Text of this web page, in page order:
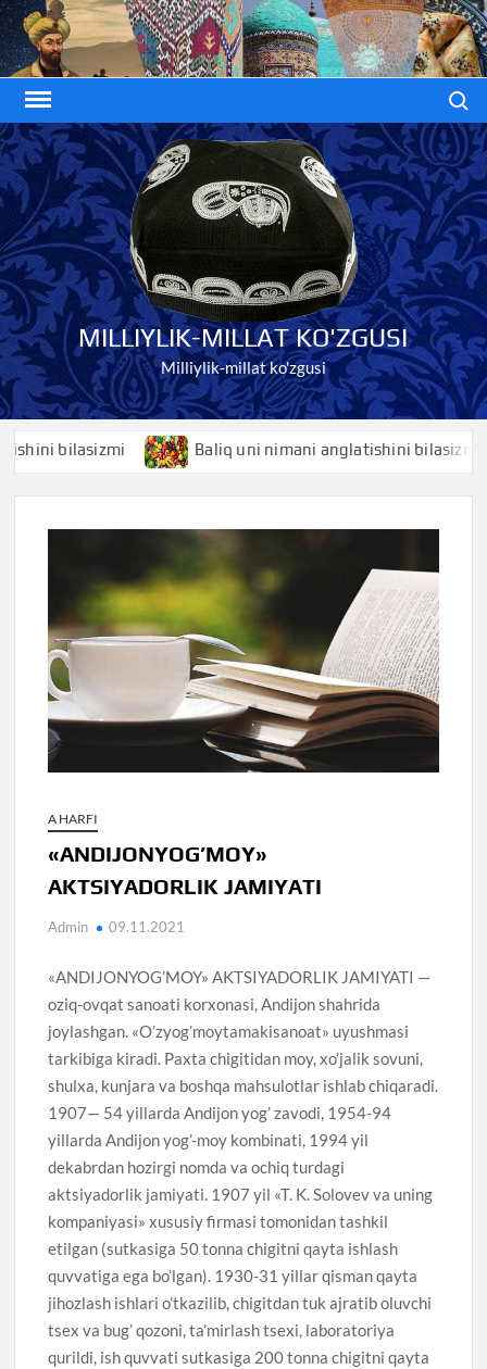
Skip
to
content
MILLIYLIK-MILLAT KO'ZGUSI
Milliylik-millat ko'zgusi
bilasizmi Baliq uni nimani anglatishini bilasizmi
A HARFI
«ANDIJONYOG’MOY»
AKTSIYADORLIK JAMIYATI
Admin 09.11.2021
«ANDIJONYOG’MOY» AKTSIYADORLIK JAMIYATI —
oziq-ovqat sanoati korxonasi, Andijon shahrida
joylashgan. «O’zyog’moytamakisanoat» uyushmasi
tarkibiga kiradi. Paxta chigitidan moy, xo’jalik sovuni,
shulxa, kunjara va boshqa mahsulotlar ishlab chiqaradi.
1907— 54 yillarda Andijon yog’ zavodi, 1954-94
yillarda Andijon yog’-moy kombinati, 1994 yil
dekabrdan hozirgi nomda va ochiq turdagi
aktsiyadorlik jamiyati. 1907 yil «T. K. Solovev va uning
kompaniyasi» xususiy firmasi tomonidan tashkil
etilgan (sutkasiga 50 tonna chigitni qayta ishlash
quvvatiga ega bo’lgan). 1930-31 yillar qisman qayta
jihozlash ishlari o’tkazilib, chigitdan tuk ajratib oluvchi
tsex va bug’ qozoni, ta’mirlash tsexi, laboratoriya
qurildi, ish quvvati sutkasiga 200 tonna chigitni qayta